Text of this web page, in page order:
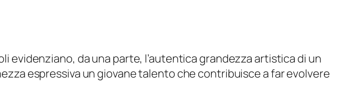
evidenziano, da una parte, l’autentica grandezza artistica di un
espressiva un giovane talento che contribuisce a far evolvere